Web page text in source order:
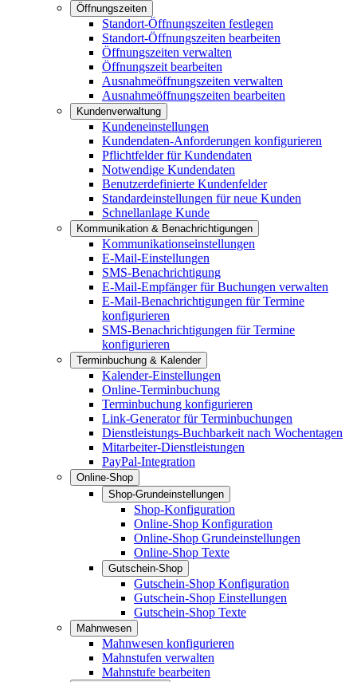
Öffnungszeiten
Standort-Öffnungszeiten festlegen
Standort-Öffnungszeiten bearbeiten
Öffnungszeiten verwalten
Öffnungszeit bearbeiten
Ausnahmeöffnungszeiten verwalten
Ausnahmeöffnungszeiten bearbeiten
Kundenverwaltung
Kundeneinstellungen
Kundendaten-Anforderungen konfigurieren
Pflichtfelder für Kundendaten
Notwendige Kundendaten
Benutzerdefinierte Kundenfelder
Standardeinstellungen für neue Kunden
Schnellanlage Kunde
Kommunikation & Benachrichtigungen
Kommunikationseinstellungen
E-Mail-Einstellungen
SMS-Benachrichtigung
E-Mail-Empfänger für Buchungen verwalten
E-Mail-Benachrichtigungen für Termine
konfigurieren
SMS-Benachrichtigungen für Termine
konfigurieren
Terminbuchung & Kalender
Kalender-Einstellungen
Online-Terminbuchung
Terminbuchung konfigurieren
Link-Generator für Terminbuchungen
Dienstleistungs-Buchbarkeit nach Wochentagen
Mitarbeiter-Dienstleistungen
PayPal-Integration
Online-Shop
Shop-Grundeinstellungen
Shop-Konfiguration
Online-Shop Konfiguration
Online-Shop Grundeinstellungen
Online-Shop Texte
Gutschein-Shop
Gutschein-Shop Konfiguration
Gutschein-Shop Einstellungen
Gutschein-Shop Texte
Mahnwesen
Mahnwesen konfigurieren
Mahnstufen verwalten
Mahnstufe bearbeiten